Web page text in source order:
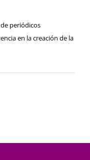
periódicos
en la creación de la